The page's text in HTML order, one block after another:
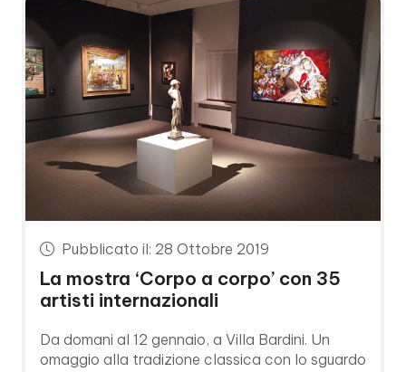
Pubblicato il: 28 Ottobre 2019
La mostra ‘Corpo a corpo’ con 35
artisti internazionali
Da domani al 12 gennaio, a Villa Bardini. Un
omaggio alla tradizione classica con lo sguardo